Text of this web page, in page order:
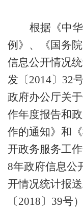
根据《中
例》、《国务
信息公开情况
发〔2014〕 32
政府办公厅关
作年度报告和
作的通知》 和
开政务服务工
8年政府信息公
开情况统计报
〔2018〕 39号）